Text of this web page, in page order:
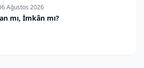
Ağustos 2026
mı, İmkân mı?